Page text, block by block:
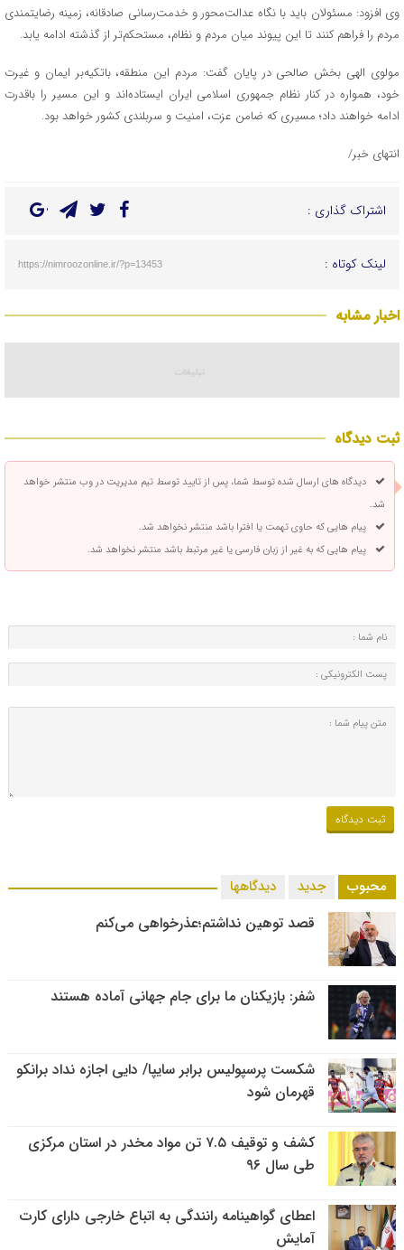
وی افزود: مسئولان باید با نگاه عدالت‌محور و خدمت‌رسانی صادقانه، زمینه رضایتمندی
مردم را فراهم کنند تا این پیوند میان مردم و نظام، مستحکم‌تر از گذشته ادامه یابد.
مولوی الهی بخش صالحی در پایان گفت: مردم این منطقه، باتکیه‌بر ایمان و غیرت
خود، همواره در کنار نظام جمهوری اسلامی ایران ایستاده‌اند و این مسیر را باقدرت
ادامه خواهند داد؛ مسیری که ضامن عزت، امنیت و سربلندی کشور خواهد بود.
انتهای خبر/
اشتراک گذاری :
لینک کوتاه : https://nimroozonline.ir/?p=13453
اخبار مشابه
ثبت دیدگاه
دیدگاه های ارسال شده توسط شما، پس از تایید توسط تیم مدیریت در وب منتشر خواهد
شد.
پیام هایی که حاوی تهمت یا افترا باشد منتشر نخواهد شد.
پیام هایی که به غیر از زبان فارسی یا غیر مرتبط باشد منتشر نخواهد شد.
محبوب جدید دیدگاهها
قصد توهین نداشتم؛عذرخواهی می‌کنم
شفر: بازیکنان ما برای جام جهانی آماده هستند
شکست پرسپولیس برابر سایپا/ دایی اجازه نداد برانکو
قهرمان شود
کشف و توقیف ۷.۵ تن مواد مخدر در استان مرکزی
طی سال ۹۶
اعطای گواهینامه رانندگی به اتباع خارجی دارای کارت
آمایش